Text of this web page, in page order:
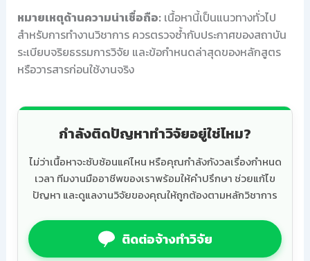
หมายเหตุด้านความน่าเชื่อถือ: เนื้อหานี้เป็นแนวทางทั่วไป
สำหรับการทำงานวิชาการ ควรตรวจซ้ำกับประกาศของสถาบัน
ระเบียบจริยธรรมการวิจัย และข้อกำหนดล่าสุดของหลักสูตร
หรือวารสารก่อนใช้งานจริง
กำลังติดปัญหาทำวิจัยอยู่ใช่ไหม?
ไม่ว่าเนื้อหาจะซับซ้อนแค่ไหน หรือคุณกำลังกังวลเรื่องกำหนด
เวลา ทีมงานมืออาชีพของเราพร้อมให้คำปรึกษา ช่วยแก้ไข
ปัญหา และดูแลงานวิจัยของคุณให้ถูกต้องตามหลักวิชาการ
ติดต่อจ้างทำวิจัย